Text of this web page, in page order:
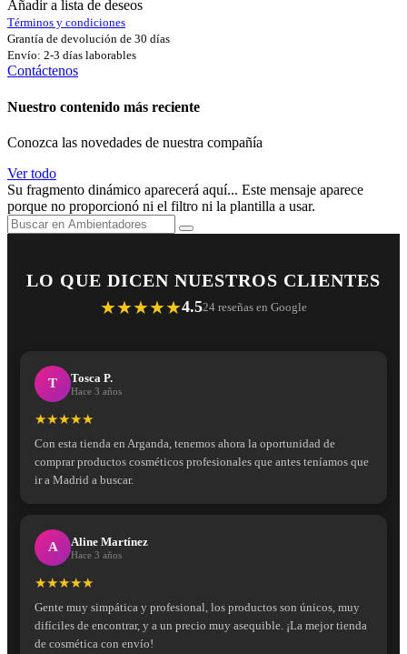
Añadir a lista de deseos
Términos y condiciones
Grantía de devolución de 30 días
Envío: 2-3 días laborables
Contáctenos
Nuestro contenido más reciente
Conozca las novedades de nuestra compañía
Ver todo
Su fragmento dinámico aparecerá aquí... Este mensaje aparece
porque no proporcionó ni el filtro ni la plantilla a usar.
LO QUE DICEN NUESTROS CLIENTES
★★★★★4.524 reseñas en Google
T Tosca P.
Hace 3 años
★★★★★
Con esta tienda en Arganda, tenemos ahora la oportunidad de
comprar productos cosméticos profesionales que antes teníamos que
ir a Madrid a buscar.
A Aline Martínez
Hace 3 años
★★★★★
Gente muy simpática y profesional, los productos son únicos, muy
difíciles de encontrar, y a un precio muy asequible. ¡La mejor tienda
de cosmética con envío!